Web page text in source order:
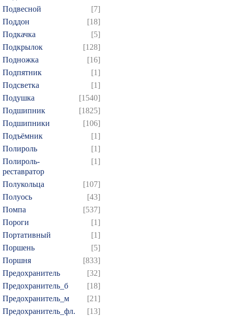
Подвесной
[7]
Поддон
[18]
Подкачка
[5]
Подкрылок
[128]
Подножка
[16]
Подпятник
[1]
Подсветка
[1]
Подушка
[1540]
Подшипник
[1825]
Подшипники
[106]
Подъёмник
[1]
Полироль
[1]
Полироль-
реставратор
[1]
Полукольца
[107]
Полуось
[43]
Помпа
[537]
Пороги
[1]
Портативный
[1]
Поршень
[5]
Поршня
[833]
Предохранитель
[32]
Предохранитель_б
[18]
Предохранитель_м
[21]
Предохранитель_фл.
[13]